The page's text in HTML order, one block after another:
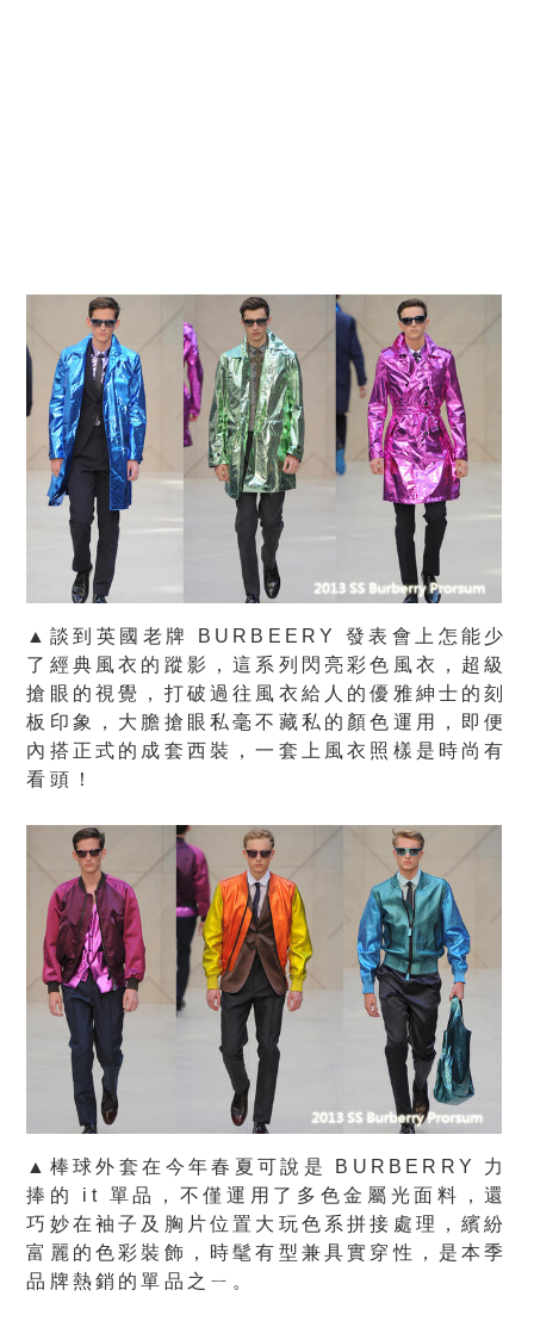
▲談到英國老牌 BURBEERY 發表會上怎能少
了經典風衣的蹤影，這系列閃亮彩色風衣，超級
搶眼的視覺，打破過往風衣給人的優雅紳士的刻
板印象，大膽搶眼私毫不藏私的顏色運用，即便
內搭正式的成套西裝，一套上風衣照樣是時尚有
看頭！
▲棒球外套在今年春夏可說是 BURBERRY 力
捧的 it 單品，不僅運用了多色金屬光面料，還
巧妙在袖子及胸片位置大玩色系拼接處理，繽紛
富麗的色彩裝飾，時髦有型兼具實穿性，是本季
品牌熱銷的單品之ㄧ。